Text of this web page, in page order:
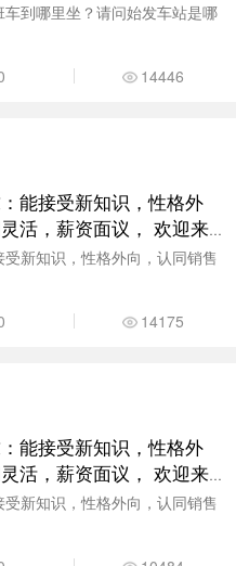
到哪里坐？请问始发车站是哪
14446
能接受新知识，性格外
活，薪资面议， 欢迎来
新知识，性格外向，认同销售
14175
能接受新知识，性格外
活，薪资面议， 欢迎来
新知识，性格外向，认同销售